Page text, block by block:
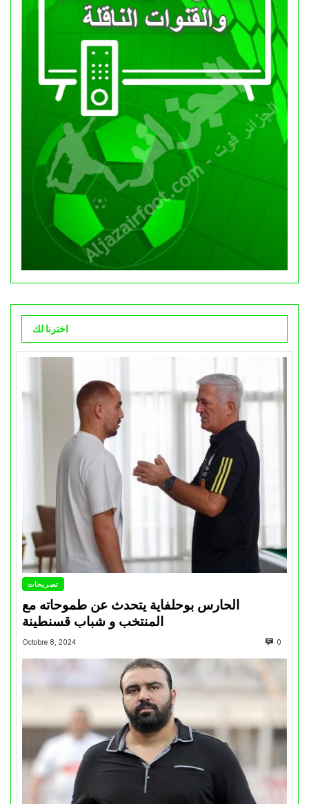
اخترنا لك
تصريحات
الحارس بوحلفاية يتحدث عن طموحاته مع
المنتخب و شباب قسنطينة
Octobre 8, 2024 0